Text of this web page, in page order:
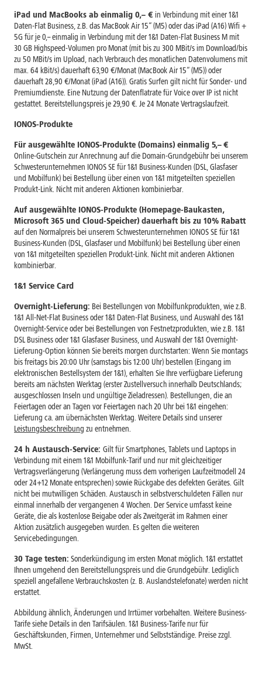
iPad und MacBooks ab einmalig 0,– € in Verbindung mit einer 1&1
Daten-Flat Business, z.B. das MacBook Air 15“ (M5) oder das iPad (A16) Wifi +
5G für je 0,– einmalig in Verbindung mit der 1&1 Daten-Flat Business M mit
30 GB Highspeed-Volumen pro Monat (mit bis zu 300 MBit/s im Download/bis
zu 50 MBit/s im Upload, nach Verbrauch des monatlichen Datenvolumens mit
max. 64 kBit/s) dauerhaft 63,90 €/Monat (MacBook Air 15“ (M5)) oder
dauerhaft 28,90 €/Monat (iPad (A16)). Gratis Surfen gilt nicht für Sonder- und
Premiumdienste. Eine Nutzung der Datenflatrate für Voice over IP ist nicht
gestattet. Bereitstellungspreis je 29,90 €. Je 24 Monate Vertragslaufzeit.
IONOS-Produkte
Für ausgewählte IONOS-Produkte (Domains) einmalig 5,–€
Online-Gutschein zur Anrechnung auf die Domain-Grundgebühr bei unserem
Schwesterunternehmen IONOS SE für 1&1 Business-Kunden (DSL, Glasfaser
und Mobilfunk) bei Bestellung über einen von 1&1 mitgeteilten speziellen
Produkt-Link. Nicht mit anderen Aktionen kombinierbar.
Auf ausgewählte IONOS-Produkte (Homepage-Baukasten,
Microsoft 365 und Cloud-Speicher) dauerhaft bis zu 10% Rabatt
auf den Normalpreis bei unserem Schwesterunternehmen IONOS SE für 1&1
Business-Kunden (DSL, Glasfaser und Mobilfunk) bei Bestellung über einen
von 1&1 mitgeteilten speziellen Produkt-Link. Nicht mit anderen Aktionen
kombinierbar.
1&1 Service Card
Overnight-Lieferung: Bei Bestellungen von Mobilfunkprodukten, wie z.B.
1&1 All-Net-Flat Business oder 1&1 Daten-Flat Business, und Auswahl des 1&1
Overnight-Service oder bei Bestellungen von Festnetzprodukten, wie z.B. 1&1
DSL Business oder 1&1 Glasfaser Business, und Auswahl der 1&1 Overnight-
Lieferung-Option können Sie bereits morgen durchstarten: Wenn Sie montags
bis freitags bis 20:00 Uhr (samstags bis 12:00 Uhr) bestellen (Eingang im
elektronischen Bestellsystem der 1&1), erhalten Sie Ihre verfügbare Lieferung
bereits am nächsten Werktag (erster Zustellversuch innerhalb Deutschlands;
ausgeschlossen Inseln und ungültige Zieladressen). Bestellungen, die an
Feiertagen oder an Tagen vor Feiertagen nach 20 Uhr bei 1&1 eingehen:
Lieferung ca. am übernächsten Werktag. Weitere Details sind unserer
Leistungsbeschreibung zu entnehmen.
24 h Austausch-Service: Gilt für Smartphones, Tablets und Laptops in
Verbindung mit einem 1&1 Mobilfunk-Tarif und nur mit gleichzeitiger
Vertragsverlängerung (Verlängerung muss dem vorherigen Laufzeitmodell 24
oder 24+12 Monate entsprechen) sowie Rückgabe des defekten Gerätes. Gilt
nicht bei mutwilligen Schäden. Austausch in selbstverschuldeten Fällen nur
einmal innerhalb der vergangenen 4 Wochen. Der Service umfasst keine
Geräte, die als kostenlose Beigabe oder als Zweitgerät im Rahmen einer
Aktion zusätzlich ausgegeben wurden. Es gelten die weiteren
Servicebedingungen.
30 Tage testen: Sonderkündigung im ersten Monat möglich. 1&1 erstattet
Ihnen umgehend den Bereitstellungspreis und die Grundgebühr. Lediglich
speziell angefallene Verbrauchskosten (z. B. Auslandstelefonate) werden nicht
erstattet.
Abbildung ähnlich, Änderungen und Irrtümer vorbehalten. Weitere Business-
Tarife siehe Details in den Tarifsäulen. 1&1 Business-Tarife nur für
Geschäftskunden, Firmen, Unternehmer und Selbstständige. Preise zzgl.
MwSt.